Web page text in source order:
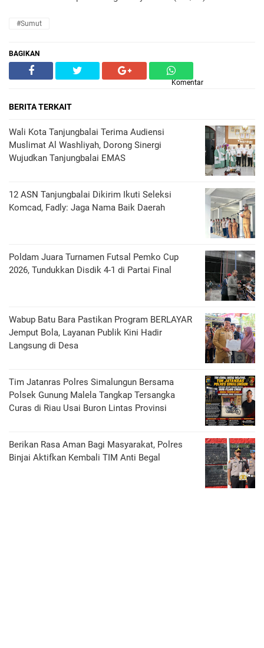
#Sumut
BAGIKAN
Komentar
BERITA TERKAIT
Wali Kota Tanjungbalai Terima Audiensi
Muslimat Al Washliyah, Dorong Sinergi
Wujudkan Tanjungbalai EMAS
12 ASN Tanjungbalai Dikirim Ikuti Seleksi
Komcad, Fadly: Jaga Nama Baik Daerah
Poldam Juara Turnamen Futsal Pemko Cup
2026, Tundukkan Disdik 4-1 di Partai Final
Wabup Batu Bara Pastikan Program BERLAYAR
Jemput Bola, Layanan Publik Kini Hadir
Langsung di Desa
Tim Jatanras Polres Simalungun Bersama
Polsek Gunung Malela Tangkap Tersangka
Curas di Riau Usai Buron Lintas Provinsi
Berikan Rasa Aman Bagi Masyarakat, Polres
Binjai Aktifkan Kembali TIM Anti Begal